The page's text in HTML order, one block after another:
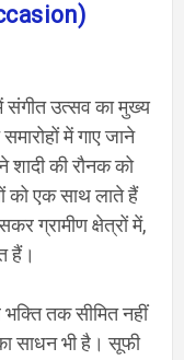
संगीत उत्सव का मुख्य
में गाए जाने
की रौनक को
को एक साथ लाते हैं
ग्रामीण क्षेत्रों में,
हैं।
तक सीमित नहीं
साधन भी है। सूफी